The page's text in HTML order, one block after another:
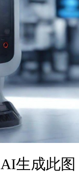
AI生成此